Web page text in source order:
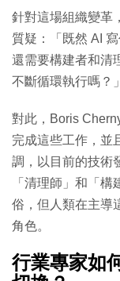
針對這場組織變革
質疑：「既然 AI
還需要構建者和清
不斷循環執行嗎？」
對此，Boris
完成這些工作，並
調，以目前的技術
「清理師」和「
俗，但人類在主導
角色。
行業專家如